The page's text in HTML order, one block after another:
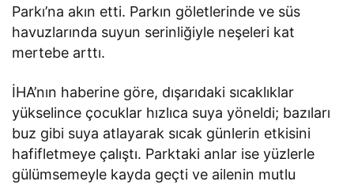
Parkı’na akın etti. Parkın göletlerinde ve süs
havuzlarında suyun serinliğiyle neşeleri kat
mertebe arttı.
İHA’nın haberine göre, dışarıdaki sıcaklıklar
yükselince çocuklar hızlıca suya yöneldi; bazıları
buz gibi suya atlayarak sıcak günlerin etkisini
hafifletmeye çalıştı. Parktaki anlar ise yüzlerle
gülümsemeyle kayda geçti ve ailenin mutlu